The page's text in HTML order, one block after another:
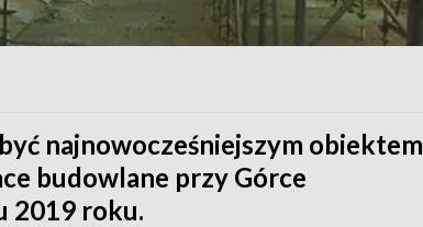
najnowocześniejszym obiektem
budowlane przy Górce
2019 roku.